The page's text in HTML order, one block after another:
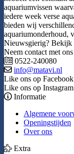
aquariumvissen
iedere week verse
bieden wij
aquariumonderhoud,
Nieuwsgierig? Bekijk
Neem contact met
0522-240080
info@matavi.nl
Like ons op Facebook
Like ons op Instagram
Informatie
Algemene
Openingstijden
Over ons
Extra